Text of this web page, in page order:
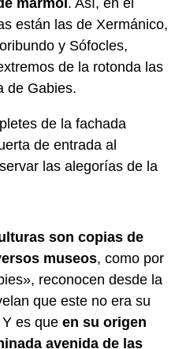
están las de Xermánico,
y Sófocles,
de la rotonda las
de Gabies.
de la fachada
de entrada al
las alegorías de la
son copias de
museos, como por
reconocen desde la
que este no era su
es que en su origen
avenida de las